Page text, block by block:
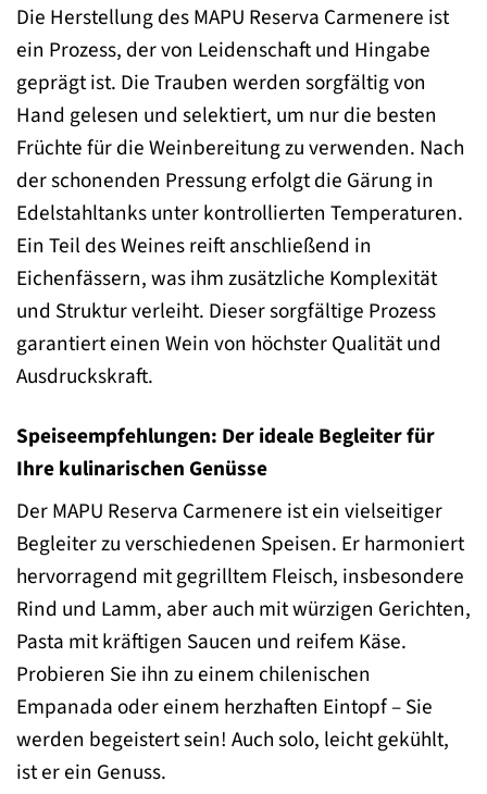
Die Herstellung des MAPU Reserva Carmenere ist
ein Prozess, der von Leidenschaft und Hingabe
geprägt ist. Die Trauben werden sorgfältig von
Hand gelesen und selektiert, um nur die besten
Früchte für die Weinbereitung zu verwenden. Nach
der schonenden Pressung erfolgt die Gärung in
Edelstahltanks unter kontrollierten Temperaturen.
Ein Teil des Weines reift anschließend in
Eichenfässern, was ihm zusätzliche Komplexität
und Struktur verleiht. Dieser sorgfältige Prozess
garantiert einen Wein von höchster Qualität und
Ausdruckskraft.
Speiseempfehlungen: Der ideale Begleiter für
Ihre kulinarischen Genüsse
Der MAPU Reserva Carmenere ist ein vielseitiger
Begleiter zu verschiedenen Speisen. Er harmoniert
hervorragend mit gegrilltem Fleisch, insbesondere
Rind und Lamm, aber auch mit würzigen Gerichten,
Pasta mit kräftigen Saucen und reifem Käse.
Probieren Sie ihn zu einem chilenischen
Empanada oder einem herzhaften Eintopf – Sie
werden begeistert sein! Auch solo, leicht gekühlt,
ist er ein Genuss.